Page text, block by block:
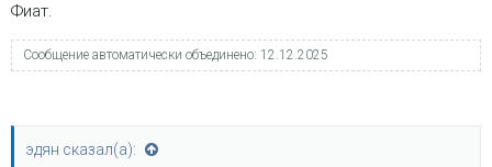
Фиат.
Сообщение автоматически объединено: 12.12.2025
эдян сказал(а):